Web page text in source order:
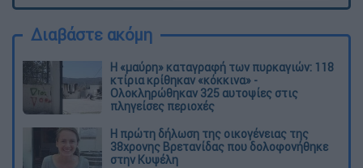
Διαβάστε ακόμη
Η «μαύρη» καταγραφή των πυρκαγιών: 118
κτίρια κρίθηκαν «κόκκινα» -
Ολοκληρώθηκαν 325 αυτοψίες στις
πληγείσες περιοχές
Η πρώτη δήλωση της οικογένειας της
38χρονης Βρετανίδας που δολοφονήθηκε
στην Κυψέλη